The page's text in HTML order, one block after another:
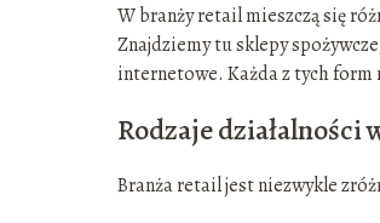
W branży retail mieszczą się
Znajdziemy tu sklepy
internetowe. Każda z tych form
Rodzaje
Branża retail jest niezwykle